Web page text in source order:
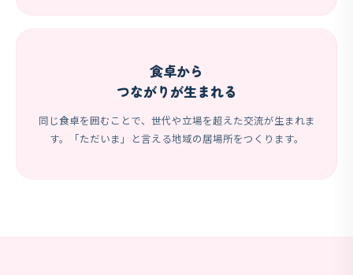
食卓から
つながりが生まれる
同じ食卓を囲むことで、世代や立場を超えた交流が生まれま
す。「ただいま」と言える地域の居場所をつくります。